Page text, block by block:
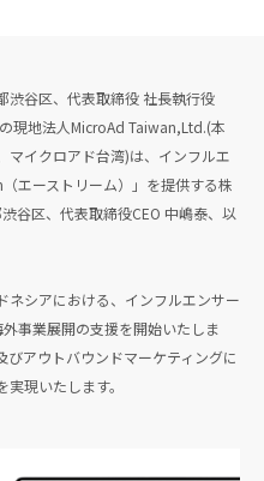
谷区、代表取締役 社長執行役
現地法人MicroAd Taiwan,Ltd.(本
マイクロアド台湾)は、インフルエ
エーストリーム）」を提供する株
谷区、代表取締役CEO 中嶋泰、以
シアにおける、インフルエンサー
事業展開の支援を開始いたしま
アウトバウンドマーケティングに
現いたします。